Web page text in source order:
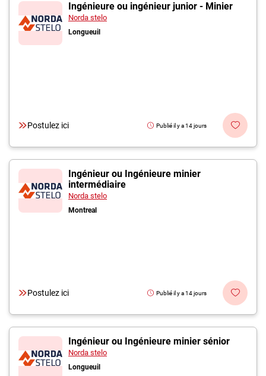
Ingénieure ou ingénieur junior - Minier
Norda stelo
Longueuil
Postulez ici Publié il y a 14 jours
Ingénieur ou Ingénieure minier
intermédiaire
Norda stelo
Montreal
Postulez ici Publié il y a 14 jours
Ingénieur ou Ingénieure minier sénior
Norda stelo
Longueuil